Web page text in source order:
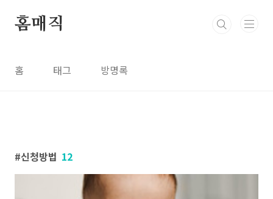
홈매직
홈 태그 방명록
신청방법 12